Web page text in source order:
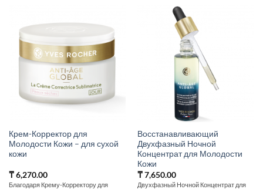
Крем-Корректор для
Молодости Кожи – для сухой
кожи
₸6,270.00
Благодаря Крему-Корректору для
Восстанавливающий
Двухфазный Ночной
Концентрат для Молодости
Кожи
₸7,650.00
Двухфазный Ночной Концентрат для